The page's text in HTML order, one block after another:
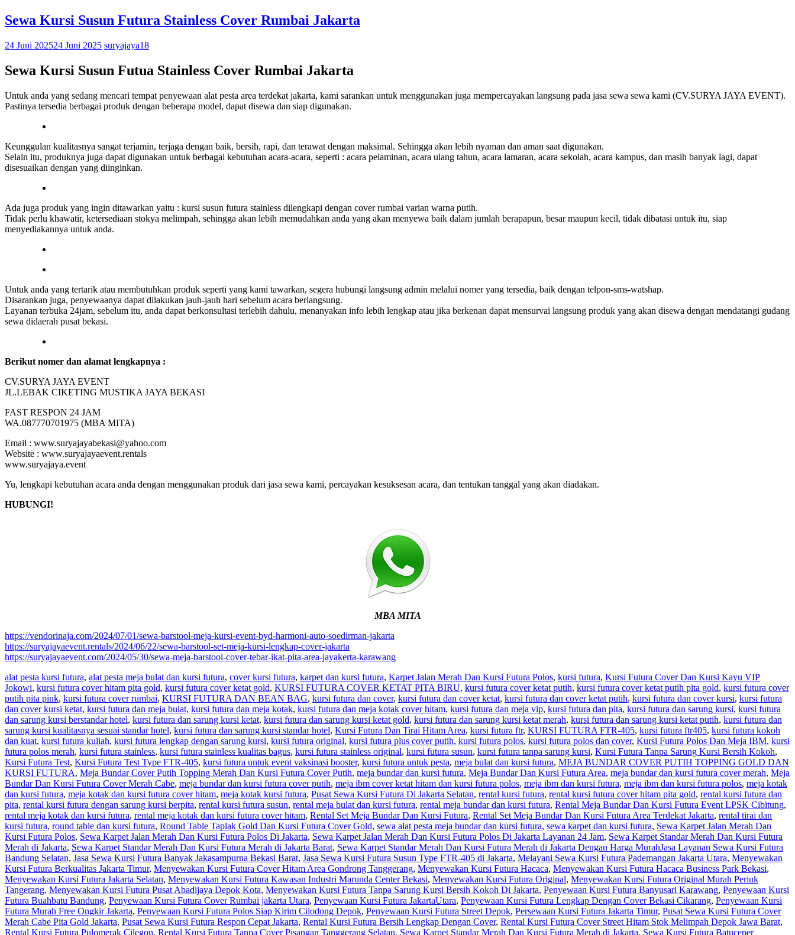
Sewa Kursi Susun Futura Stainless Cover Rumbai Jakarta
24 Juni 202524 Juni 2025 suryajaya18
Sewa Kursi Susun Futua Stainless Cover Rumbai Jakarta
Untuk anda yang sedang mencari tempat penyewaan alat pesta area terdekat jakarta, kami sarankan untuk menggunakan juga mempercayakan langsung pada jasa sewa sewa kami (CV.SURYA JAYA EVENT).
Pastinya tersedia berbagai produk dengan beberapa model, dapat disewa dan siap digunakan.
Keunggulan kualitasnya sangat terjamin, terjaga dengan baik, bersih, rapi, dan terawat dengan maksimal. Sehingga akan lebih nyaman dan aman saat digunakan.
Selain itu, produknya juga dapat digunakan untuk berbagai kebutuhan acara-acara, seperti : acara pelaminan, acara ulang tahun, acara lamaran, acara sekolah, acara kampus, dan masih banyak lagi, dapat
disesuaikan dengan yang diinginkan.
Ada juga produk yang ingin ditawarkan yaitu : kursi susun futura stainless dilengkapi dengan cover rumbai varian warna putih.
Tidak perlu khawatir, ketersediaan stokya melimpah, sehingga akan lebih memudahkan anda yang akan menyewa baik dalam jumlah berapapun, besar maupun kecil, tidak dibatasi untuk itu, siap
menyediakannya untuk anda.
Untuk anda yang tertarik atau membutuhkan produk seperti yang kami tawarkan, segera hubungi langsung admin melalui nomer yang tersedia, baik dengan telpon-sms-watshap.
Disarankan juga, penyewaanya dapat dilakukan jauh-jauh hari sebelum acara berlangsung.
Layanan terbuka 24jam, sebelum itu, anda dapat berkonsultasi terlebih dahulu, menanyakan info lebih lengkap atau jika berkenan dapat mensurvai langsung produk yang akan disewa dengan mendatangi gudang
sewa didaerah pusat bekasi.
Berikut nomer dan alamat lengkapnya :
CV.SURYA JAYA EVENT
JL.LEBAK CIKETING MUSTIKA JAYA BEKASI
FAST RESPON 24 JAM
WA.087770701975 (MBA MITA)
Email : www.suryajayabekasi@yahoo.com
Website : www.suryajayaevent.rentals
www.suryajaya.event
Yu, lengkapi kebutuhan acara anda dengan menggunakan produk dari jasa sewa kami, percayakan kesuksesan acara, dan tentukan tanggal yang akan diadakan.
HUBUNGI!
MBA MITA
https://vendorinaja.com/2024/07/01/sewa-barstool-meja-kursi-event-byd-harmoni-auto-soedirman-jakarta
https://suryajayaevent.rentals/2024/06/22/sewa-barstool-set-meja-kursi-lengkap-cover-jakarta
https://suryajayaevent.com/2024/05/30/sewa-meja-barstool-cover-tebar-ikat-pita-area-jayakerta-karawang
alat pesta kursi futura, alat pesta meja bulat dan kursi futura, cover kursi futura, karpet dan kursi futura, Karpet Jalan Merah Dan Kursi Futura Polos, kursi futura, Kursi Futura Cover Dan Kursi Kayu VIP
Jokowi, kursi futura cover hitam pita gold, kursi futura cover ketat gold, KURSI FUTURA COVER KETAT PITA BIRU, kursi futura cover ketat putih, kursi futura cover ketat putih pita gold, kursi futura cover
putih pita pink, kursi futura cover rumbai, KURSI FUTURA DAN BEAN BAG, kursi futura dan cover, kursi futura dan cover ketat, kursi futura dan cover ketat putih, kursi futura dan cover kursi, kursi futura
dan cover kursi ketat, kursi futura dan meja bulat, kursi futura dan meja kotak, kursi futura dan meja kotak cover hitam, kursi futura dan meja vip, kursi futura dan pita, kursi futura dan sarung kursi, kursi futura
dan sarung kursi berstandar hotel, kursi futura dan sarung kursi ketat, kursi futura dan sarung kursi ketat gold, kursi futura dan sarung kursi ketat merah, kursi futura dan sarung kursi ketat putih, kursi futura dan
sarung kursi kualitasnya sesuai standar hotel, kursi futura dan sarung kursi standar hotel, Kursi Futura Dan Tirai Hitam Area, kursi futura ftr, KURSI FUTURA FTR-405, kursi futura ftr405, kursi futura kokoh
dan kuat, kursi futura kuliah, kursi futura lengkap dengan sarung kursi, kursi futura original, kursi futura plus cover putih, kursi futura polos, kursi futura polos dan cover, Kursi Futura Polos Dan Meja IBM, kursi
futura polos merah, kursi futura stainless, kursi futura stainless kualitas bagus, kursi futura stainless original, kursi futura susun, kursi futura tanpa sarung kursi, Kursi Futura Tanpa Sarung Kursi Bersih Kokoh,
Kursi Futura Test, Kursi Futura Test Type FTR-405, kursi futura untuk event vaksinasi booster, kursi futura untuk pesta, meja bulat dan kursi futura, MEJA BUNDAR COVER PUTIH TOPPING GOLD DAN
KURSI FUTURA, Meja Bundar Cover Putih Topping Merah Dan Kursi Futura Cover Putih, meja bundar dan kursi futura, Meja Bundar Dan Kursi Futura Area, meja bundar dan kursi futura cover merah, Meja
Bundar Dan Kursi Futura Cover Merah Cabe, meja bundar dan kursi futura cover putih, meja ibm cover ketat hitam dan kursi futura polos, meja ibm dan kursi futura, meja ibm dan kursi futura polos, meja kotak
dan kursi futura, meja kotak dan kursi futura cover hitam, meja kotak kursi futura, Pusat Sewa Kursi Futura Di Jakarta Selatan, rental kursi futura, rental kursi futura cover hitam pita gold, rental kursi futura dan
pita, rental kursi futura dengan sarung kursi berpita, rental kursi futura susun, rental meja bulat dan kursi futura, rental meja bundar dan kursi futura, Rental Meja Bundar Dan Kursi Futura Event LPSK Cibitung,
rental meja kotak dan kursi futura, rental meja kotak dan kursi futura cover hitam, Rental Set Meja Bundar Dan Kursi Futura, Rental Set Meja Bundar Dan Kursi Futura Area Terdekat Jakarta, rental tirai dan
kursi futura, round table dan kursi futura, Round Table Taplak Gold Dan Kursi Futura Cover Gold, sewa alat pesta meja bundar dan kursi futura, sewa karpet dan kursi futura, Sewa Karpet Jalan Merah Dan
Kursi Futura Polos, Sewa Karpet Jalan Merah Dan Kursi Futura Polos Di Jakarta, Sewa Karpet Jalan Merah Dan Kursi Futura Polos Di Jakarta Layanan 24 Jam, Sewa Karpet Standar Merah Dan Kursi Futura
Merah di Jakarta, Sewa Karpet Standar Merah Dan Kursi Futura Merah di Jakarta Barat, Sewa Karpet Standar Merah Dan Kursi Futura Merah di Jakarta Dengan Harga MurahJasa Layanan Sewa Kursi Futura
Bandung Selatan, Jasa Sewa Kursi Futura Banyak Jakasampurna Bekasi Barat, Jasa Sewa Kursi Futura Susun Type FTR-405 di Jakarta, Melayani Sewa Kursi Futura Pademangan Jakarta Utara, Menyewakan
Kursi Futura Berkualitas Jakarta Timur, Menyewakan Kursi Futura Cover Hitam Area Gondrong Tanggerang, Menyewakan Kursi Futura Hacaca, Menyewakan Kursi Futura Hacaca Business Park Bekasi,
Menyewakan Kursi Futura Jakarta Selatan, Menyewakan Kursi Futura Kawasan Industri Marunda Center Bekasi, Menyewakan Kursi Futura Original, Menyewakan Kursi Futura Original Murah Periuk
Tangerang, Menyewakan Kursi Futura Pusat Abadijaya Depok Kota, Menyewakan Kursi Futura Tanpa Sarung Kursi Bersih Kokoh Di Jakarta, Penyewaan Kursi Futura Banyusari Karawang, Penyewaan Kursi
Futura Buahbatu Bandung, Penyewaan Kursi Futura Cover Rumbai jakarta Utara, Penyewaan Kursi Futura JakartaUtara, Penyewaan Kursi Futura Lengkap Dengan Cover Bekasi Cikarang, Penyewaan Kursi
Futura Murah Free Ongkir Jakarta, Penyewaan Kursi Futura Polos Siap Kirim Cilodong Depok, Penyewaan Kursi Futura Street Depok, Persewaan Kursi Futura Jakarta Timur, Pusat Sewa Kursi Futura Cover
Merah Cabe Pita Gold Jakarta, Pusat Sewa Kursi Futura Respon Cepat Jakarta, Rental Kursi Futura Bersih Lengkap Dengan Cover, Rental Kursi Futura Cover Street Hitam Stok Melimpah Depok Jawa Barat,
Rental Kursi Futura Pulomerak Cilegon, Rental Kursi Futura Tanpa Cover Pisangan Tanggerang Selatan, Sewa Karpet Standar Merah Dan Kursi Futura Merah di Jakarta, Sewa Kursi Futura Batuceper